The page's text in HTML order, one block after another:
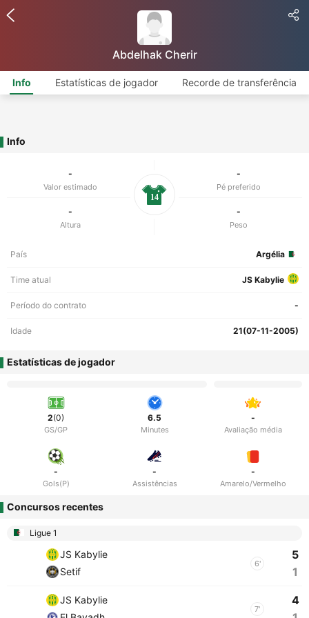
Abdelhak Cherir
Info Estatísticas de jogador Recorde de transferência
Info
-
Valor estimado
-
Pé preferido
-
Altura
-
Peso
14
País Argélia
Time atual JS Kabylie
Período do contrato -
Idade 21(07-11-2005)
Estatísticas de jogador
2(0)
GS/GP
6.5
Minutes
-
Avaliação média
-
Gols(P)
-
Assistências
-
Amarelo/Vermelho
Concursos recentes
Ligue 1
JS Kabylie
Setif
6'
5
1
JS Kabylie
7'
4